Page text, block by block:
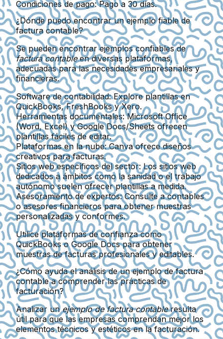
Condiciones de pago: Pago a 30 días.
¿Dónde puedo encontrar un ejemplo fiable de
factura contable?
Se pueden encontrar ejemplos confiables de
factura contableen diversas plataformas,
adecuadas para las necesidades empresariales y
financieras.
Software de contabilidad: Explore plantillas en
QuickBooks, FreshBooks y Xero.
Herramientas documentales: Microsoft Office
(Word, Excel) y Google Docs/Sheets ofrecen
plantillas fáciles de editar.
Plataformas en la nube: Canva ofrece diseños
creativos para facturas.
Sitios web específicos del sector: Los sitios web
dedicados a ámbitos como la sanidad o el trabajo
autónomo suelen ofrecer plantillas a medida.
Asesoramiento de expertos: Consulte a contables
o asesores financieros para obtener muestras
personalizadas y conformes.
Utilice plataformas de confianza como
QuickBooks o Google Docs para obtener
muestras de facturas profesionales y editables.
¿Cómo ayuda el análisis de un ejemplo de factura
contable a comprender las prácticas de
facturación?
Analizar unejemplo de factura contableresulta
útil para que las empresas comprendan mejor los
elementos técnicos y estéticos en la facturación.